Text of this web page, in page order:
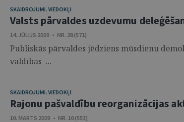
SKAIDROJUMI. VIEDOKĻI
Valsts pārvaldes uzdevumu
14. JŪLIJS 2009 • NR. 28 (571)
Publiskās pārvaldes jēdziens mūsdienu
valdības ...
SKAIDROJUMI. VIEDOKĻI
Rajonu pašvaldību reorganizācijas
10. MARTS 2009 • NR. 10 (553)